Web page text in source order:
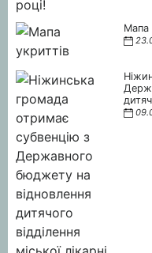
Мапа